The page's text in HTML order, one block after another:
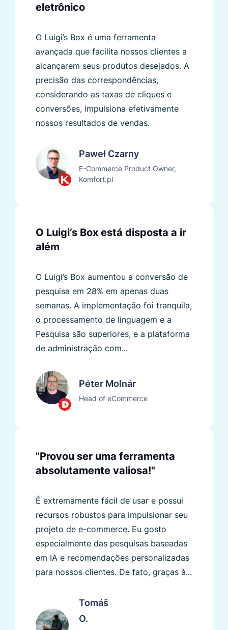
eletrônico
O Luigi’s Box é uma ferramenta
avançada que facilita nossos clientes a
alcançarem seus produtos desejados. A
precisão das correspondências,
considerando as taxas de cliques e
conversões, impulsiona efetivamente
nossos resultados de vendas.
Paweł Czarny
E-Commerce Product Owner,
Komfort.pl
O Luigi’s Box está disposta a ir
além
O Luigi’s Box aumentou a conversão de
pesquisa em 28% em apenas duas
semanas. A implementação foi tranquila,
o processamento de linguagem e a
Pesquisa são superiores, e a plataforma
de administração com...
Péter Molnár
Head of eCommerce
"Provou ser uma ferramenta
absolutamente valiosa!"
É extremamente fácil de usar e possui
recursos robustos para impulsionar seu
projeto de e-commerce. Eu gosto
especialmente das pesquisas baseadas
em IA e recomendações personalizadas
para nossos clientes. De fato, graças à...
Tomáš
O.